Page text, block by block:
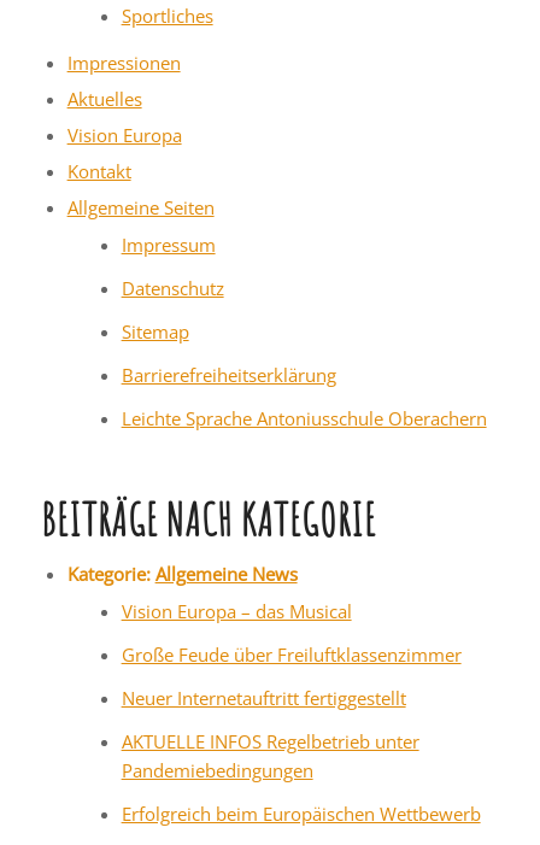
Sportliches
Impressionen
Aktuelles
Vision Europa
Kontakt
Allgemeine Seiten
Impressum
Datenschutz
Sitemap
Barrierefreiheitserklärung
Leichte Sprache Antoniusschule Oberachern
BEITRÄGE NACH KATEGORIE
Kategorie: Allgemeine News
Vision Europa – das Musical
Große Feude über Freiluftklassenzimmer
Neuer Internetauftritt fertiggestellt
AKTUELLE INFOS Regelbetrieb unter
Pandemiebedingungen
Erfolgreich beim Europäischen Wettbewerb